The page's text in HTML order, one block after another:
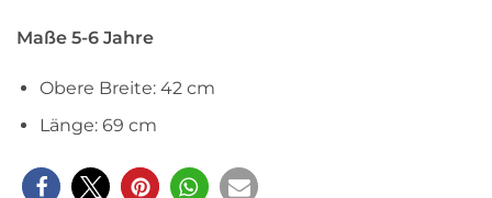
Maße 5-6 Jahre
Obere Breite: 42 cm
Länge: 69 cm